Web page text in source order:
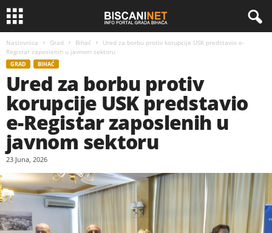
Naslovnica Grad Bihać
Ured za borbu protiv korupcije USK predstavio e-
Registar zaposlenih u javnom sektoru
GRAD BIHAĆ
Ured za borbu protiv
korupcije USK predstavio
e-Registar zaposlenih u
javnom sektoru
23 Juna, 2026